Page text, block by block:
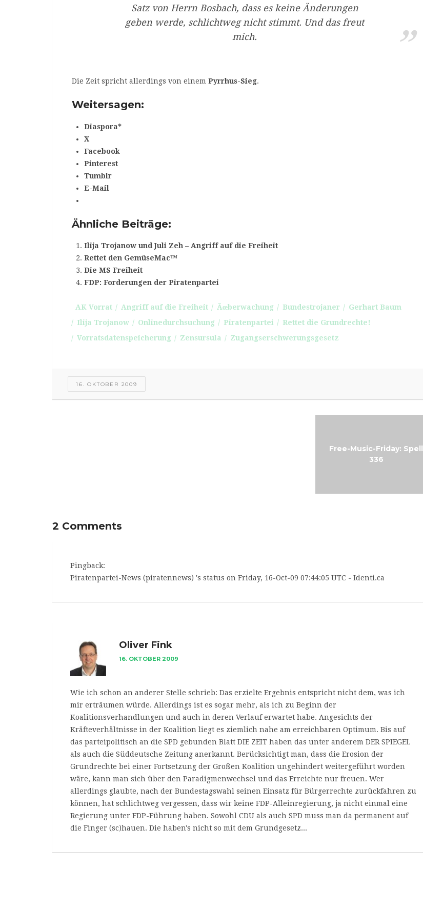
Satz von Herrn Bosbach, dass es keine Änderungen
geben werde, schlichtweg nicht stimmt. Und das freut
mich.
Die Zeit spricht allerdings von einem Pyrrhus-Sieg.
Weitersagen:
Diaspora*
X
Facebook
Pinterest
Tumblr
E-Mail
Ähnliche Beiträge:
Ilija Trojanow und Juli Zeh – Angriff auf die Freiheit
Rettet den GemüseMac™
Die MS Freiheit
FDP: Forderungen der Piratenpartei
AK Vorrat Angriff auf die Freiheit Ãœberwachung Bundestrojaner
Gerhart Baum
Ilija Trojanow
Onlinedurchsuchung Piratenpartei
Rettet die Grundrechte!
Vorratsdatenspeicherung
Zensursula Zugangserschwerungsgesetz
16. OKTOBER 2009
Free-Music-Friday: Spell
336
2 Comments
Pingback:
Piratenpartei-News (piratennews) 's status on Friday, 16-Oct-09 07:44:05 UTC - Identi.ca
Oliver Fink
16. OKTOBER 2009
Wie ich schon an anderer Stelle schrieb: Das erzielte Ergebnis entspricht nicht dem, was ich
mir erträumen würde. Allerdings ist es sogar mehr, als ich zu Beginn der
Koalitionsverhandlungen und auch in deren Verlauf erwartet habe. Angesichts der
Kräfteverhältnisse in der Koalition liegt es ziemlich nahe am erreichbaren Optimum. Bis auf
das parteipolitisch an die SPD gebunden Blatt DIE ZEIT haben das unter anderem DER SPIEGEL
als auch die Süddeutsche Zeitung anerkannt. Berücksichtigt man, dass die Erosion der
Grundrechte bei einer Fortsetzung der Großen Koalition ungehindert weitergeführt worden
wäre, kann man sich über den Paradigmenwechsel und das Erreichte nur freuen. Wer
allerdings glaubte, nach der Bundestagswahl seinen Einsatz für Bürgerrechte zurückfahren zu
können, hat schlichtweg vergessen, dass wir keine FDP-Alleinregierung, ja nicht einmal eine
Regierung unter FDP-Führung haben. Sowohl CDU als auch SPD muss man da permanent auf
die Finger (sc)hauen. Die haben's nicht so mit dem Grundgesetz...